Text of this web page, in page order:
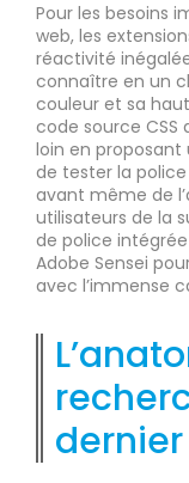
Pour les besoins
web, les
réactivité
connaître en un
couleur et sa
code source CSS
loin en
de tester la
avant même de
utilisateurs de la
de police
Adobe Sensei
avec l’immense